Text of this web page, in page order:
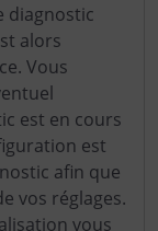
diagnostic
alors
Vous
est en cours
est
afin que
vos réglages.
vous